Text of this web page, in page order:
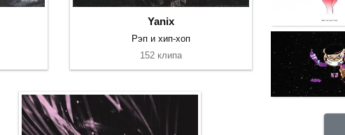
Yanix
Рэп и хип-хоп
152 клипа